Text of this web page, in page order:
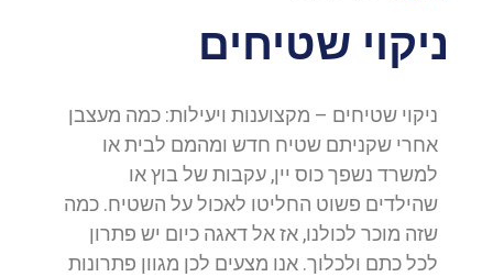
ניקוי שטיחים
ניקוי שטיחים – מקצוענות ויעילות: כמה מעצבן
אחרי שקניתם שטיח חדש ומהמם לבית או
למשרד נשפך כוס יין, עקבות של בוץ או
שהילדים פשוט החליטו לאכול על השטיח. כמה
שזה מוכר לכולנו, אז אל דאגה כיום יש פתרון
לכל כתם ולכלוך. אנו מצעים לכן מגוון פתרונות